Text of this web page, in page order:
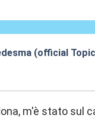
(official
m'è stato sul